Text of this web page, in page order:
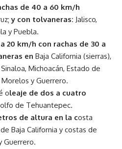
de 40 a 60 km/h
y con tolvaneras: Jalisco,
y Puebla.
20 km/h con rachas de 30 a
en Baja California (sierras),
Michoacán, Estado de
y Guerrero.
oleaje de dos a cuatro
de Tehuantepec.
de altura en la costa
Baja California y costas de
Guerrero.